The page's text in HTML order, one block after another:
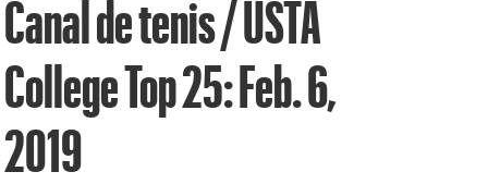
Canal de tenis / USTA
College Top 25: Feb. 6,
2019